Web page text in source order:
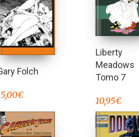
Folch
€
Liberty
Meadows
Tomo 7
10,95€